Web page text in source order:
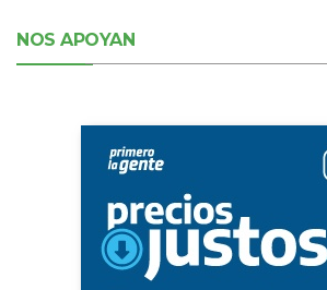
NOS APOYAN